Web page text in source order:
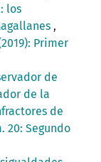
los
,
Primer
de
de la
de
20: Segundo